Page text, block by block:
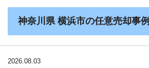
神奈川県 横浜市の任意売却事例
2026.08.03